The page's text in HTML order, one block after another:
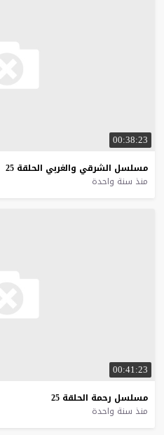
00:38:23
مسلسل الشرقي والغربي الحلقة 25
منذ سنة واحدة
00:41:23
مسلسل رحمة الحلقة 25
منذ سنة واحدة